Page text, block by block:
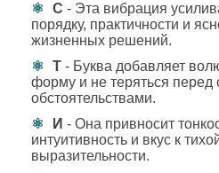
С - Эта вибрация
порядку, практичности и
жизненных решений.
Т - Буква добавляет
форму и не теряться
обстоятельствами.
И - Она привносит
интуитивность и вкус к
выразительности.